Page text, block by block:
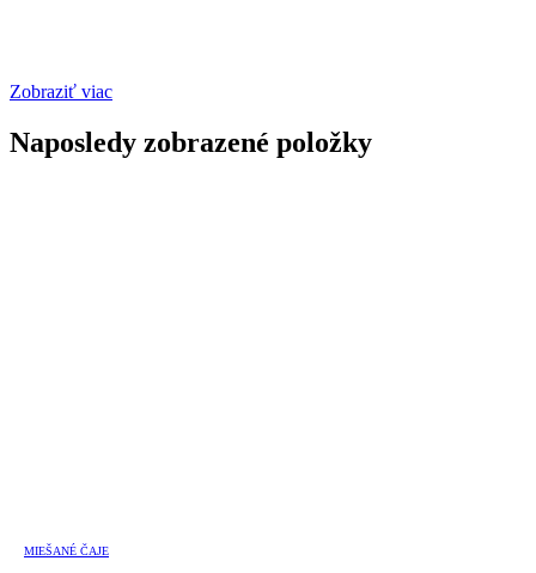
Zobraziť viac
Naposledy zobrazené položky
MIEŠANÉ ČAJE